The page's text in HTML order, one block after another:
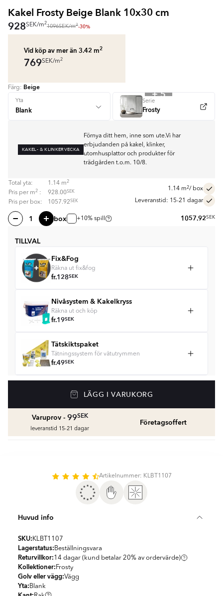
Kakel Frosty Beige Blank 10x30 cm
928SEK/m2
1096SEK/m2-30%
Vid köp av mer än 3.42 m2
769SEK/m2
Färg: Beige
+ 5
Yta Serie
Frosty
KAKEL- & KLINKERVECKA
Förnya ditt hem, inne som ute.Vi har
erbjudanden på kakel, klinker,
utomhusplattor och produkter för
trädgården t.o.m. 10/8.
Total yta: 1.14 m 2
Pris per m 2 : 928.00SEK
Pris per box: 1057.92SEK
1.14 m2/ box
Leveranstid: 15-21 dagar
box +10% spill 1057.92SEK
TILLVAL
Fix&Fog
Räkna ut fix&fog
fr.128SEK
Nivåsystem & Kakelkryss
Räkna ut och köp
fr.19SEK
Tätskiktspaket
Tätningssystem för våtutrymmen
fr.49SEK
Se färger och beräkna rätt mängd våtrumssilikon
Rengöring & Underhåll
Kakellist
LÄGG I VARUKORG
Varuprov - 99SEK
leveranstid 15-21 dagar
Företagsoffert
Artikelnummer: KLBT1107
Huvud info
SKU: KLBT1107
Lagerstatus: Beställningsvara
Returvillkor:14 dagar (kund betalar 20% av ordervärde)
Kollektioner: Frosty
Golv eller vägg:Vägg
Yta: Blank